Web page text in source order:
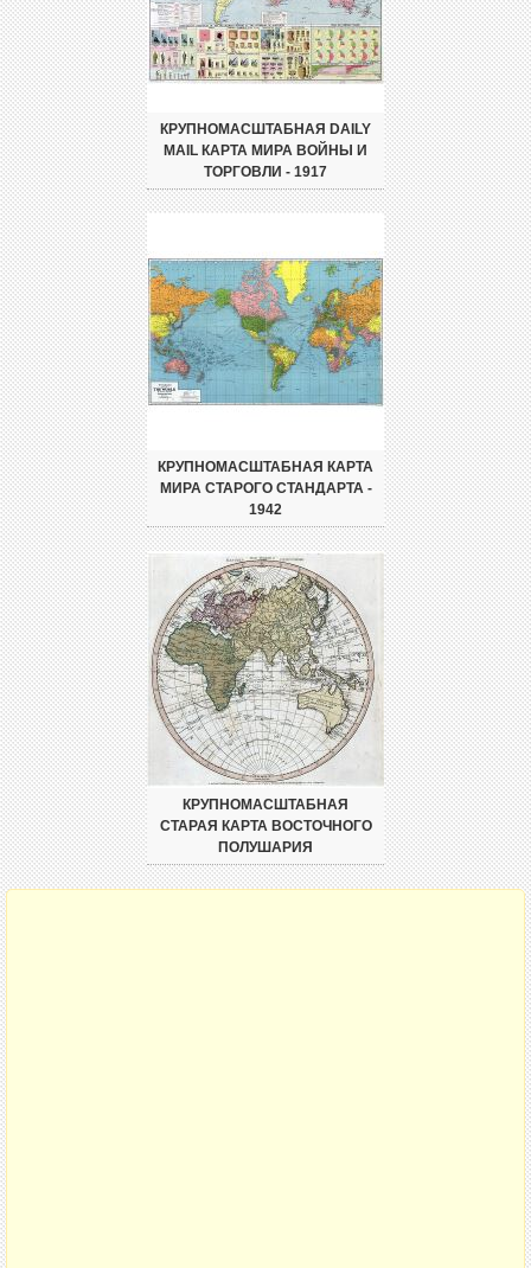
КРУПНОМАСШТАБНАЯ DAILY
MAIL КАРТА МИРА ВОЙНЫ И
ТОРГОВЛИ - 1917
КРУПНОМАСШТАБНАЯ КАРТА
МИРА СТАРОГО СТАНДАРТА -
1942
КРУПНОМАСШТАБНАЯ
СТАРАЯ КАРТА ВОСТОЧНОГО
ПОЛУШАРИЯ